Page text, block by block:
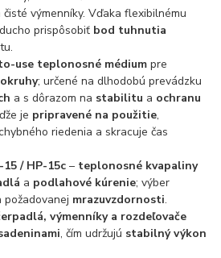
výmenníky. Vďaka flexibilnému
prispôsobiť bod tuhnutia
use teplonosné médium pre
; určené na dlhodobú prevádzku
a s dôrazom na stabilitu a ochranu
je pripravené na použitie,
riedenia a skracuje čas
/ HP-15c – teplonosné kvapaliny
a podlahové kúrenie; výber
mrazuvzdornosti.
výmenníky a rozdeľovače
, čím udržujú stabilný výkon